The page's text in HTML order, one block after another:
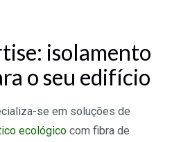
isolamento
o seu edifício
se em soluções de
ecológico com fibra de